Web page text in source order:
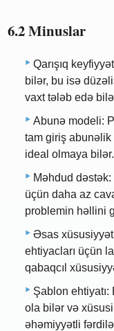
6.2 Minuslar
Qarışıq
bilər, bu isə
vaxt tələb edə
Abunə modeli:
tam giriş
ideal olmaya bilər.
Məhdud
üçün daha az
problemin həllini
Əsas
ehtiyacları üçün
qabaqcıl
Şablon
ola bilər və
əhəmiyyətli